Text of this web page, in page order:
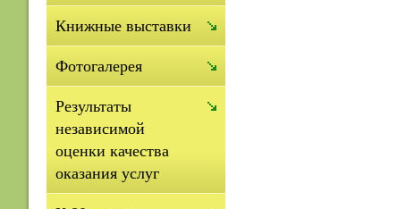
Книжные выставки
Фотогалерея
Результаты
независимой
оценки качества
оказания услуг